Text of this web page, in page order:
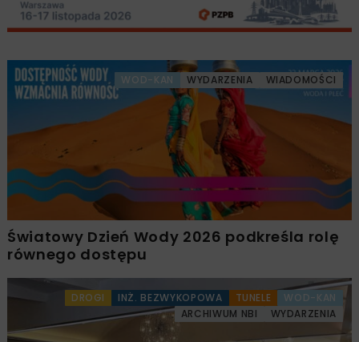
WOD-KAN WYDARZENIA WIADOMOŚCI
Światowy Dzień Wody 2026 podkreśla rolę
równego dostępu
DROGI INŻ. BEZWYKOPOWA TUNELE
WOD-KAN
ARCHIWUM NBI
WYDARZENIA